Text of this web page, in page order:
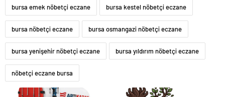
bursa emek nöbetçi eczane bursa kestel nöbetçi eczane
bursa nöbetçi eczane bursa osmangazi nöbetçi eczane
bursa yenişehir nöbetçi eczane bursa yıldırım nöbetçi eczane
nöbetçi eczane bursa